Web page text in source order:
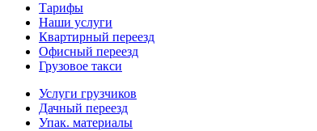
Тарифы
Наши услуги
Квартирный переезд
Офисный переезд
Грузовое такси
Услуги грузчиков
Дачный переезд
Упак. материалы